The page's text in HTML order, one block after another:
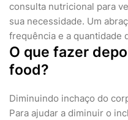
consulta nutricional para
sua necessidade. Um
frequência e a quantidade
O que fazer
food?
Diminuindo inchaço do
Para ajudar a diminuir o